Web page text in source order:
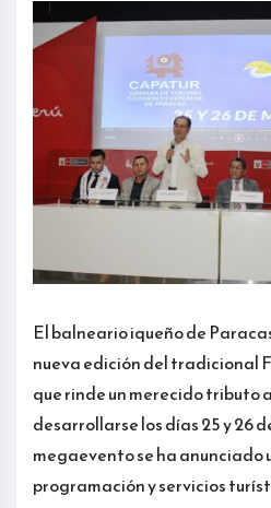
El balneario iqueño de
nueva edición del tradicional
que rinde un merecido tributo
desarrollarse los días 25 y 26
megaevento se ha anunciado
programación y servicios